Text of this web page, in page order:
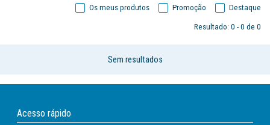
Tapetes de protecção de solo
Destaque
Promoção
Os meus produtos
Resultado: 0 - 0 de 0
Sem resultados
Acesso rápido